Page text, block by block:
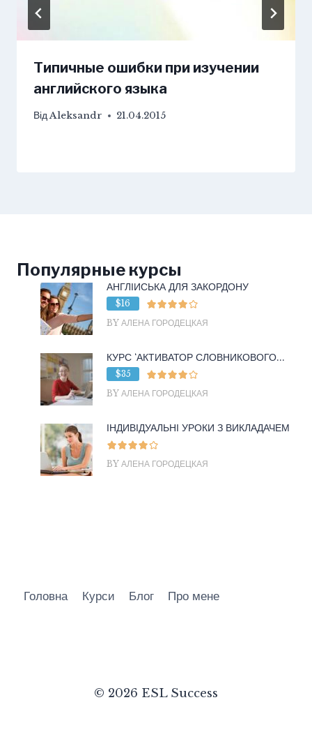
Типичные ошибки при изучении
английского языка
ВідAleksandr 21.04.2015
Популярные курсы
АНГЛІЙСЬКА ДЛЯ ЗАКОРДОНУ
$16
BY АЛЕНА ГОРОДЕЦКАЯ
КУРС ‘АКТИВАТОР СЛОВНИКОВОГО...
$35
BY АЛЕНА ГОРОДЕЦКАЯ
ІНДИВІДУАЛЬНІ УРОКИ З ВИКЛАДАЧЕМ
BY АЛЕНА ГОРОДЕЦКАЯ
Головна Курси Блог Про мене
© 2026 ESL Success